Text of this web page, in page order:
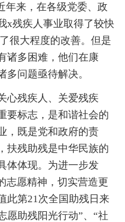
年来，在各级党委、政
x残疾人事业取得了较快
很大程度的改善。但是
诸多困难，他们在康
多问题亟待解决。
残疾人、关爱残疾
要标志，是和谐社会的
，既是党和政府的责
扶残助残是中华民族的
体体现。为进一步发
志愿精神，切实营造更
此第21次全国助残日来
愿助残阳光行动”、“社